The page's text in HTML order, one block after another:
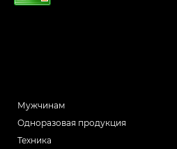
Мужчинам
Одноразовая продукция
Техника